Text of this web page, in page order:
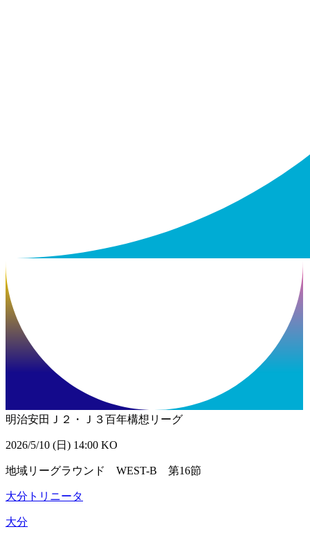
明治安田Ｊ２・Ｊ３百年構想リーグ
2026/5/10 (日) 14:00 KO
地域リーグラウンド WEST-B 第16節
大分トリニータ
大分